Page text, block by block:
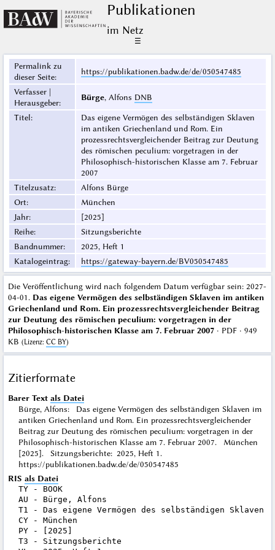
Publikationen
im Netz
☰
Permalink zu
dieser Seite:
https://publikationen.badw.de/de/050547485
Verfasser |
Herausgeber:
Bürge, Alfons DNB
Titel:
Das eigene Vermögen des selbständigen Sklaven
im antiken Griechenland und Rom. Ein
prozessrechtsvergleichender Beitrag zur Deutung
des römischen peculium: vorgetragen in der
Philosophisch-historischen Klasse am 7. Februar
2007
Titelzusatz:
Alfons Bürge
Ort:
München
Jahr:
[2025]
Reihe:
Sitzungsberichte
Bandnummer:
2025, Heft 1
Katalogeintrag: https://gateway-bayern.de/BV050547485
Die Veröffentlichung wird nach folgendem Datum verfügbar sein: 2027-
04-01. Das eigene Vermögen des selbständigen Sklaven im antiken
Griechenland und Rom. Ein prozessrechtsvergleichender Beitrag
zur Deutung des römischen peculium: vorgetragen in der
Philosophisch-historischen Klasse am 7. Februar 2007· PDF · 949
KB (Lizenz: CC BY)
Zitierformate
Barer Text als Datei
Bürge, Alfons: Das eigene Vermögen des selbständigen Sklaven im
antiken Griechenland und Rom. Ein prozessrechtsvergleichender
Beitrag zur Deutung des römischen peculium: vorgetragen in der
Philosophisch-historischen Klasse am 7. Februar 2007. München
[2025]. Sitzungsberichte: 2025, Heft 1.
https://publikationen.badw.de/de/050547485
RIS als Datei
TY - BOOK
AU - Bürge, Alfons
T1 - Das eigene Vermögen des selbständigen
CY - München
PY - [2025]
T3 - Sitzungsberichte